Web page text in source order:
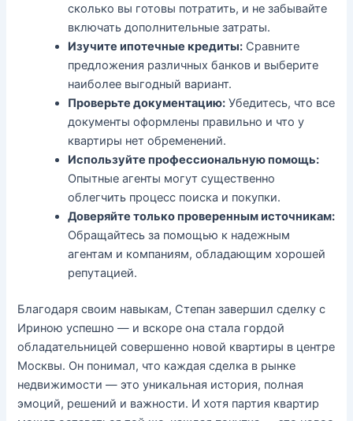
сколько вы готовы потратить, и не забывайте
включать дополнительные затраты.
Изучите ипотечные кредиты: Сравните
предложения различных банков и выберите
наиболее выгодный вариант.
Проверьте документацию: Убедитесь, что все
документы оформлены правильно и что у
квартиры нет обременений.
Используйте профессиональную помощь:
Опытные агенты могут существенно
облегчить процесс поиска и покупки.
Доверяйте только проверенным источникам:
Обращайтесь за помощью к надежным
агентам и компаниям, обладающим хорошей
репутацией.
Благодаря своим навыкам, Степан завершил сделку с
Ириною успешно — и вскоре она стала гордой
обладательницей совершенно новой квартиры в центре
Москвы. Он понимал, что каждая сделка в рынке
недвижимости — это уникальная история, полная
эмоций, решений и важности. И хотя партия квартир